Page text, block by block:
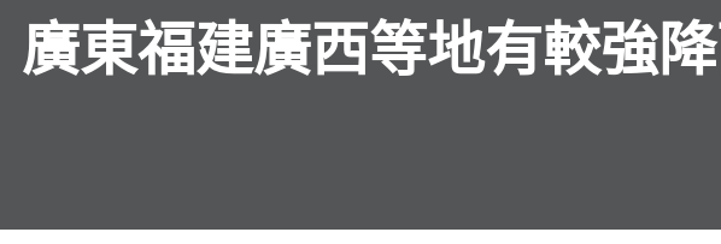
廣東福建廣西等地有較強